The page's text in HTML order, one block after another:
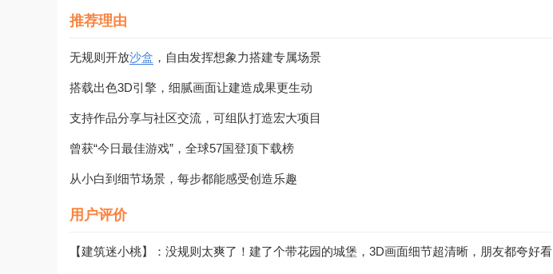
推荐理由
无规则开放沙盒 ，自由发挥想象力搭建专属场景
搭载出色3D引擎，细腻画面让建造成果更生动
支持作品分享与社区交流，可组队打造宏大项目
曾获“今日最佳游戏”，全球57国登顶下载榜
从小白到细节场景，每步都能感受创造乐趣
用户评价
【建筑迷小桃】：没规则太爽了！建了个带花园的城堡，3D画面细节超清晰，朋友都夸好看